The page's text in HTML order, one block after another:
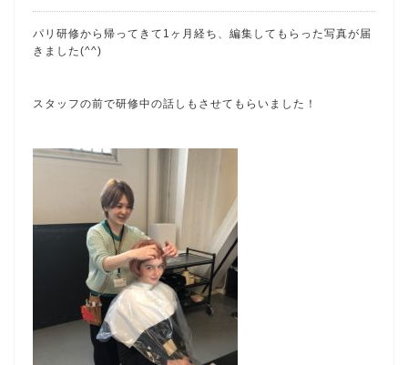
パリ研修から帰ってきて1ヶ月経ち、編集してもらった写真が届
きました(^^)
スタッフの前で研修中の話しもさせてもらいました！